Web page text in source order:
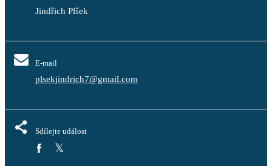
Jindřich Plšek
E-mail
plsekjindrich7@gmail.com
Sdílejte událost